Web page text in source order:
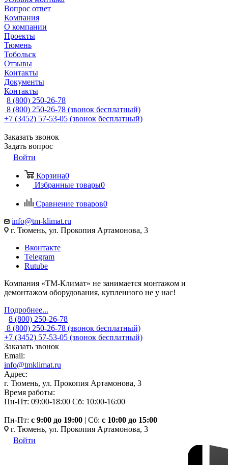
Вопрос ответ
Компания
О компании
Проекты
Тюмень
Тобольск
Отзывы
Контакты
Документы
Контакты
8 (800) 250-26-78
8 (800) 250-26-78 (звонок бесплатный)
+7 (3452) 57-53-05 (звонок бесплатный)
Заказать звонок
Задать вопрос
Войти
Корзина0
Избранные товары0
Сравнение товаров0
info@tm-klimat.ru
г. Тюмень, ул. Прокопия Артамонова, 3
Вконтакте
Telegram
Rutube
Компания «ТМ-Климат» не занимается монтажом и
демонтажом оборудования, купленного не у нас!
Подробнее...
8 (800) 250-26-78
8 (800) 250-26-78 (звонок бесплатный)
+7 (3452) 57-53-05 (звонок бесплатный)
Заказать звонок
Email:
info@tmklimat.ru
Адрес:
г. Тюмень, ул. Прокопия Артамонова, 3
Время работы:
Пн-Пт: 09:00-18:00 Сб: 10:00-16:00
Пн-Пт: c 9:00 до 19:00 | Сб: с 10:00 до 15:00
г. Тюмень, ул. Прокопия Артамонова, 3
Войти